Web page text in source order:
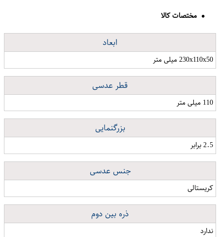
مختصات کالا
ابعاد
230x110x50 میلی متر
قطر عدسی
110 میلی متر
بزرگنمایی
2.5 برابر
جنس عدسی
کریستالی
ذره بین دوم
ندارد